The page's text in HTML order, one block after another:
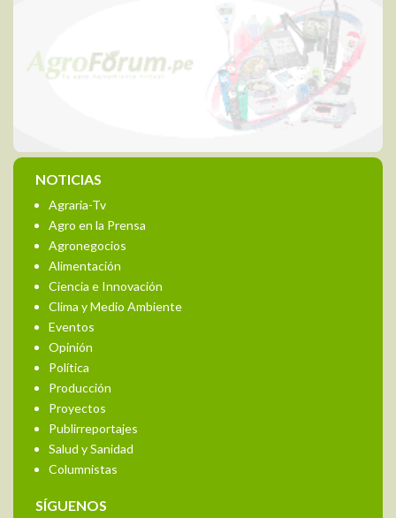
NOTICIAS
Agraria-Tv
Agro en la Prensa
Agronegocios
Alimentación
Ciencia e Innovación
Clima y Medio Ambiente
Eventos
Opinión
Política
Producción
Proyectos
Publirreportajes
Salud y Sanidad
Columnistas
SÍGUENOS